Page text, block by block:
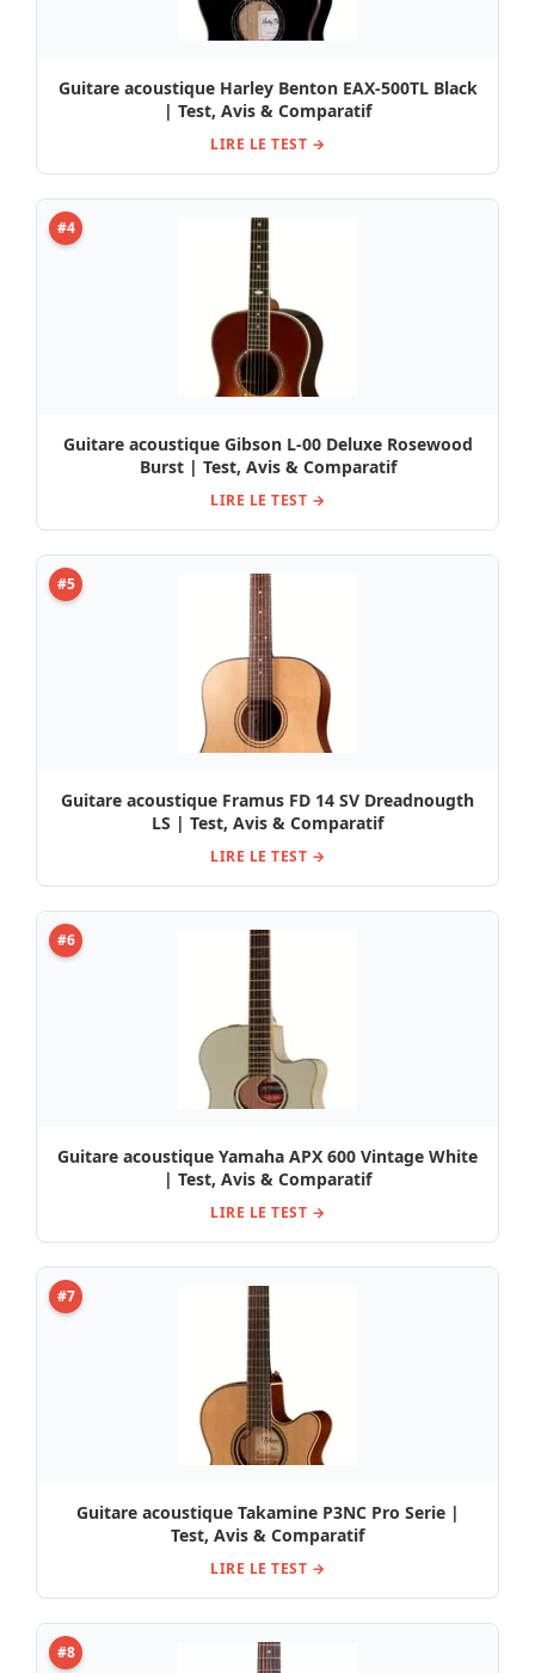
Guitare acoustique Harley Benton EAX-500TL Black
| Test, Avis & Comparatif
LIRE LE TEST →
#4
Guitare acoustique Gibson L-00 Deluxe Rosewood
Burst | Test, Avis & Comparatif
LIRE LE TEST →
#5
Guitare acoustique Framus FD 14 SV Dreadnougth
LS | Test, Avis & Comparatif
LIRE LE TEST →
#6
Guitare acoustique Yamaha APX 600 Vintage White
| Test, Avis & Comparatif
LIRE LE TEST →
#7
Guitare acoustique Takamine P3NC Pro Serie |
Test, Avis & Comparatif
LIRE LE TEST →
#8